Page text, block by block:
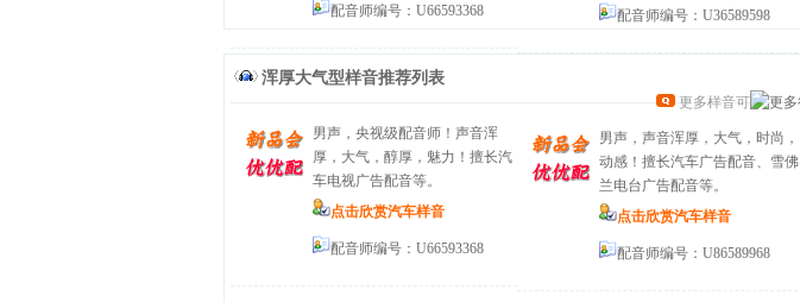
配音师编号：U66593368 配音师编号：U36589598
浑厚大气型样音推荐列表
更多样音可
男声，央视级配音师！声音浑
厚，大气，醇厚，魅力！擅长汽
车电视广告配音等。
点击欣赏汽车样音
配音师编号：U66593368
男声，声音浑厚，大气，时尚，
动感！擅长汽车广告配音、雪佛
兰电台广告配音等。
点击欣赏汽车样音
配音师编号：U86589968